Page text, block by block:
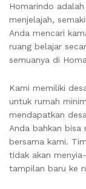
Homarindo
menjelajah,
Anda mencari
ruang belajar
semuanya di
Kami memiliki
untuk rumah
mendapatkan
Anda bahkan bisa
bersama kami.
tidak akan
tampilan baru ke